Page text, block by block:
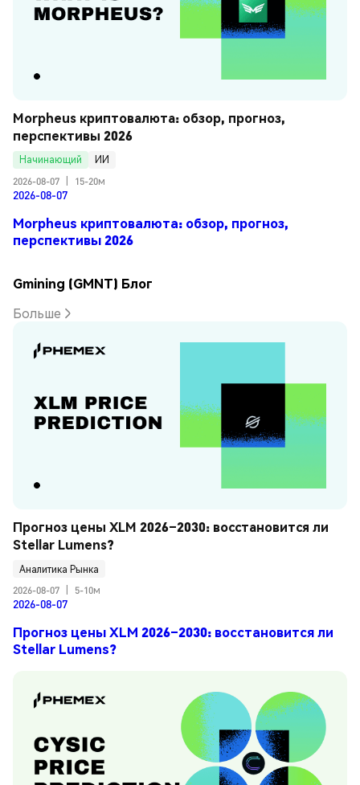
Morpheus криптовалюта: обзор, прогноз,
перспективы 2026
Начинающий
ИИ
2026-08-07
15-20м
2026-08-07
Morpheus криптовалюта: обзор, прогноз,
перспективы 2026
Gmining (GMNT) Блог
Больше
Прогноз цены XLM 2026–2030: восстановится ли
Stellar Lumens?
Аналитика Рынка
2026-08-07
5-10м
2026-08-07
Прогноз цены XLM 2026–2030: восстановится ли
Stellar Lumens?